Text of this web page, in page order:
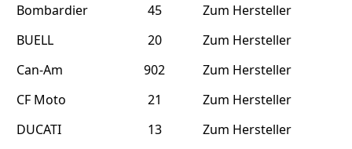
Bombardier
45
Zum Hersteller
BUELL
20
Zum Hersteller
Can-Am
902
Zum Hersteller
CF Moto
21
Zum Hersteller
DUCATI
13
Zum Hersteller